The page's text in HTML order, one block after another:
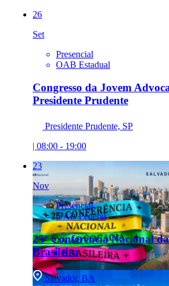
26
Set
Presencial
OAB Estadual
Congresso da Jovem
Presidente Prudente
Presidente Prudente, SP
| 08:00 - 19:00
23
Nov
Presencial
OAB Federal
25ª Conferência Nacional
Brasileira
Salvador, BA